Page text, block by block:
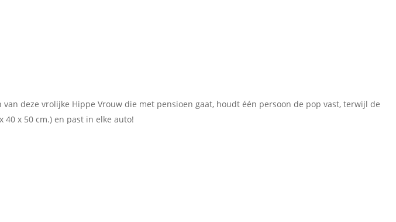
deze vrolijke Hippe Vrouw die met pensioen gaat, houdt één persoon de pop vast, terwijl de
x 50 cm.) en past in elke auto!